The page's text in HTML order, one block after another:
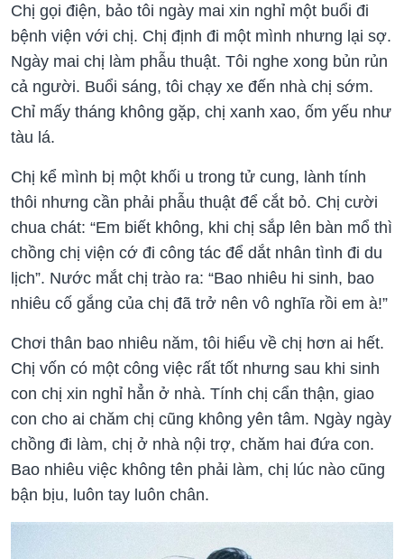
Chị gọi điện, bảo tôi ngày mai xin nghỉ một buổi đi
bệnh viện với chị. Chị định đi một mình nhưng lại sợ.
Ngày mai chị làm phẫu thuật. Tôi nghe xong bủn rủn
cả người. Buổi sáng, tôi chạy xe đến nhà chị sớm.
Chỉ mấy tháng không gặp, chị xanh xao, ốm yếu như
tàu lá.
Chị kể mình bị một khối u trong tử cung, lành tính
thôi nhưng cần phải phẫu thuật để cắt bỏ. Chị cười
chua chát: “Em biết không, khi chị sắp lên bàn mổ thì
chồng chị viện cớ đi công tác để dắt nhân tình đi du
lịch”. Nước mắt chị trào ra: “Bao nhiêu hi sinh, bao
nhiêu cố gắng của chị đã trở nên vô nghĩa rồi em à!”
Chơi thân bao nhiêu năm, tôi hiểu về chị hơn ai hết.
Chị vốn có một công việc rất tốt nhưng sau khi sinh
con chị xin nghỉ hẳn ở nhà. Tính chị cẩn thận, giao
con cho ai chăm chị cũng không yên tâm. Ngày ngày
chồng đi làm, chị ở nhà nội trợ, chăm hai đứa con.
Bao nhiêu việc không tên phải làm, chị lúc nào cũng
bận bịu, luôn tay luôn chân.